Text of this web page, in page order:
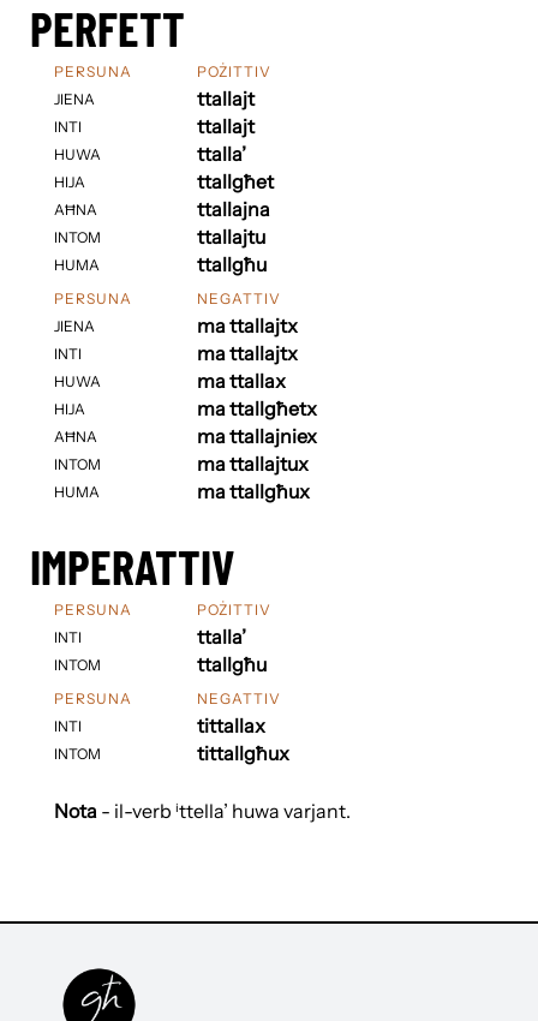
PERFETT
PERSUNA
JIENA
INTI
HUWA
HIJA
AĦNA
INTOM
HUMA
POŻITTIV
ttallajt
ttallajt
ttalla’
ttallgħet
ttallajna
ttallajtu
ttallgħu
PERSUNA
JIENA
INTI
HUWA
HIJA
AĦNA
INTOM
HUMA
NEGATTIV
ma ttallajtx
ma ttallajtx
ma ttallax
ma ttallgħetx
ma ttallajniex
ma ttallajtux
ma ttallgħux
IMPERATTIV
PERSUNA
INTI
INTOM
POŻITTIV
ttalla’
ttallgħu
PERSUNA
INTI
INTOM
NEGATTIV
tittallax
tittallgħux
Nota- il-verb ⁱttella’ huwa varjant.